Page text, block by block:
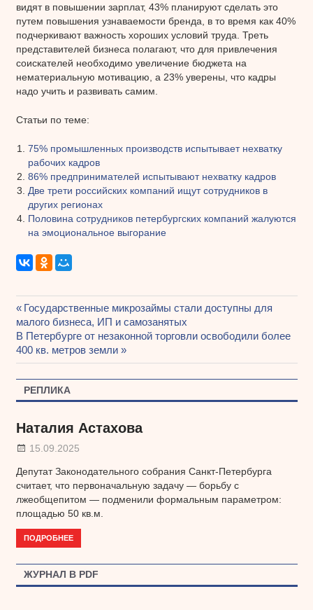
видят в повышении зарплат, 43% планируют сделать это
путем повышения узнаваемости бренда, в то время как 40%
подчеркивают важность хороших условий труда. Треть
представителей бизнеса полагают, что для привлечения
соискателей необходимо увеличение бюджета на
нематериальную мотивацию, а 23% уверены, что кадры
надо учить и развивать самим.
Статьи по теме:
75% промышленных производств испытывает нехватку
рабочих кадров
86% предпринимателей испытывают нехватку кадров
Две трети российских компаний ищут сотрудников в
других регионах
Половина сотрудников петербургских компаний жалуются
на эмоциональное выгорание
Навигация
по
записям
Предыдущая
запись:
Государственные микрозаймы стали доступны для
малого бизнеса, ИП и самозанятых
Следующая
запись:
В Петербурге от незаконной торговли освободили более
400 кв. метров земли
РЕПЛИКА
Наталия Астахова
15.09.2025
Депутат Законодательного собрания Санкт-Петербурга
считает, что первоначальную задачу — борьбу с
лжеобщепитом — подменили формальным параметром:
площадью 50 кв.м.
ПОДРОБНЕЕ
ЖУРНАЛ В PDF